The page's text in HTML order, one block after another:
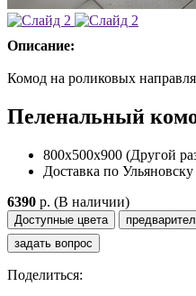
Описание:
Комод на роликовых
Пеленальный
800х500х900 (Другой
Доставка по Ульяновску
6390 p. (В наличии)
Доступные цвета
задать вопрос
Поделиться: